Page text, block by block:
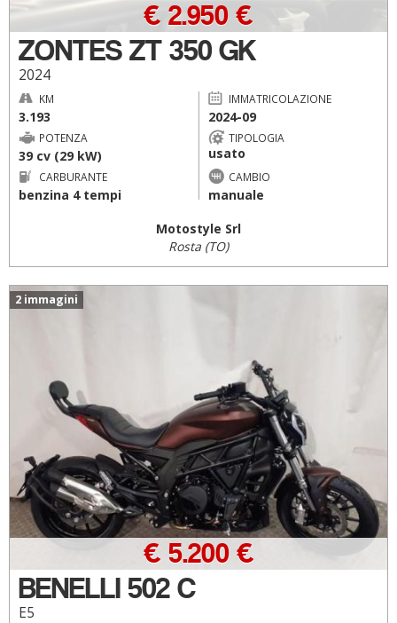
ZONTES ZT 350 GK
2024
€ 2.950 €
KM
3.193
IMMATRICOLAZIONE
2024-09
POTENZA
39 cv (29 kW)
TIPOLOGIA
usato
CARBURANTE
benzina 4 tempi
CAMBIO
manuale
Motostyle Srl
Rosta (TO)
2 immagini
BENELLI 502 C
E5
€ 5.200 €